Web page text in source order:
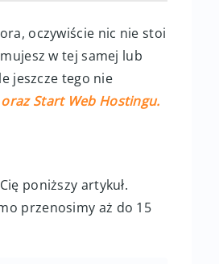
oczywiście nic nie stoi
w tej samej lub
jeszcze tego nie
Start Web Hostingu.